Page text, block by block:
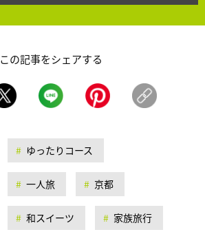
この記事をシェアする
ゆったりコース
一人旅 京都
和スイーツ 家族旅行